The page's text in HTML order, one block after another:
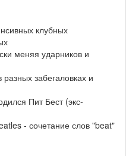
клубных
меняя ударников и
забегаловках и
Пит Бест (экс-
- сочетание слов "beat"